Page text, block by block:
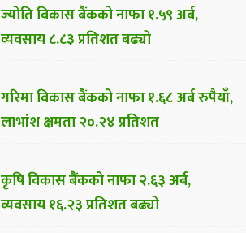
ज्योति विकास बैंकको नाफा १.५९ अर्ब,
व्यवसाय ८.८३ प्रतिशत बढ्यो
गरिमा विकास बैंकको नाफा १.६८ अर्ब रुपैयाँ,
लाभांश क्षमता २०.२४ प्रतिशत
कृषि विकास बैंकको नाफा २.६३ अर्ब,
व्यवसाय १६.२३ प्रतिशत बढ्यो